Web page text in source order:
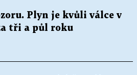
Plyn je kvůli válce v
tři a půl roku